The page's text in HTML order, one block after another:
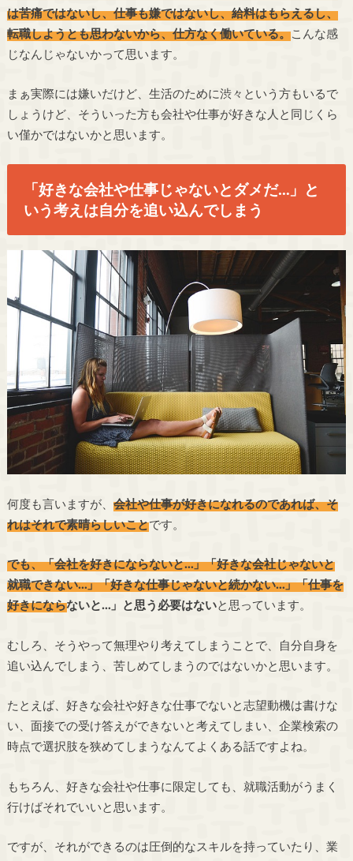
は苦痛ではないし、仕事も嫌ではないし、給料はもらえるし、
転職しようとも思わないから、仕方なく働いている。こんな感
じなんじゃないかって思います。
まぁ実際には嫌いだけど、生活のために渋々という方もいるで
しょうけど、そういった方も会社や仕事が好きな人と同じくら
い僅かではないかと思います。
「好きな会社や仕事じゃないとダメだ…」と
いう考えは自分を追い込んでしまう
何度も言いますが、 会社や仕事が好きになれるのであれば、そ
れはそれで素晴らしいことです。
でも、「会社を好きにならないと…」「好きな会社じゃないと
就職できない…」「好きな仕事じゃないと続かない…」「仕事を
好きにならないと…」と思う必要はないと思っています。
むしろ、そうやって無理やり考えてしまうことで、自分自身を
追い込んでしまう、苦しめてしまうのではないかと思います。
たとえば、好きな会社や好きな仕事でないと志望動機は書けな
い、面接での受け答えができないと考えてしまい、企業検索の
時点で選択肢を狭めてしまうなんてよくある話ですよね。
もちろん、好きな会社や仕事に限定しても、就職活動がうまく
行けばそれでいいと思います。
ですが、それができるのは圧倒的なスキルを持っていたり、業